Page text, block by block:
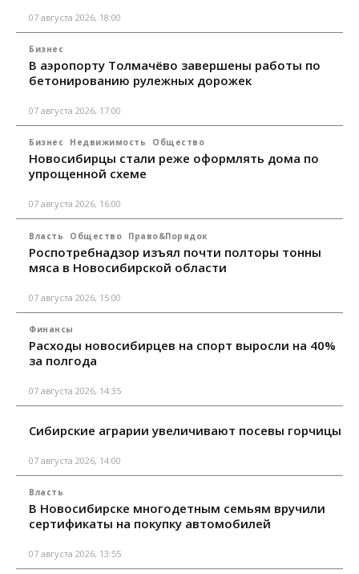
07 августа 2026, 18:00
Бизнес
В аэропорту Толмачёво завершены работы по
бетонированию рулежных дорожек
07 августа 2026, 17:00
Бизнес Недвижимость Общество
Новосибирцы стали реже оформлять дома по
упрощенной схеме
07 августа 2026, 16:00
Власть Общество Право&Порядок
Роспотребнадзор изъял почти полторы тонны
мяса в Новосибирской области
07 августа 2026, 15:00
Финансы
Расходы новосибирцев на спорт выросли на 40%
за полгода
07 августа 2026, 14:35
Сибирские аграрии увеличивают посевы горчицы
07 августа 2026, 14:00
Власть
В Новосибирске многодетным семьям вручили
сертификаты на покупку автомобилей
07 августа 2026, 13:55